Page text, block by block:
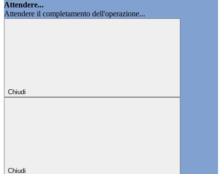
Attendere...
Attendere il completamento dell'operazione...
Chiudi
Chiudi